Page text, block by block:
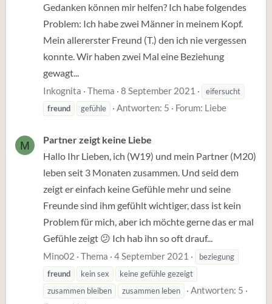
Gedanken können mir helfen? Ich habe folgendes
Problem: Ich habe zwei Männer in meinem Kopf.
Mein allererster Freund (T.) den ich nie vergessen
konnte. Wir haben zwei Mal eine Beziehung
gewagt...
Inkognita Thema 8 September 2021
eifersucht
freund
gefühle Antworten: 5 Forum: Liebe
M
Partner zeigt keine Liebe
Hallo Ihr Lieben, ich (W19) und mein Partner (M20)
leben seit 3 Monaten zusammen. Und seid dem
zeigt er einfach keine Gefühle mehr und seine
Freunde sind ihm gefühlt wichtiger, dass ist kein
Problem für mich, aber ich möchte gerne das er mal
Gefühle zeigt 😕 Ich hab ihn so oft drauf...
Mino02 Thema 4 September 2021
beziegung
freund
kein sex
keine gefühle gezeigt
zusammen bleiben
zusammen leben
Antworten: 5